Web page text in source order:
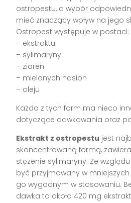
ostropestu, a wybór
mieć znaczący wpływ na jego
Ostropest występuje w postaci:
– ekstraktu
– sylimaryny
– ziaren
– mielonych nasion
– oleju
Każda z tych form ma nieco
dotyczące dawkowania oraz
Ekstrakt z ostropestu jest
skoncentrowaną formą,
stężenie sylimaryny. Ze
być przyjmowany w
go wygodnym w stosowaniu.
dawka to około 420 mg